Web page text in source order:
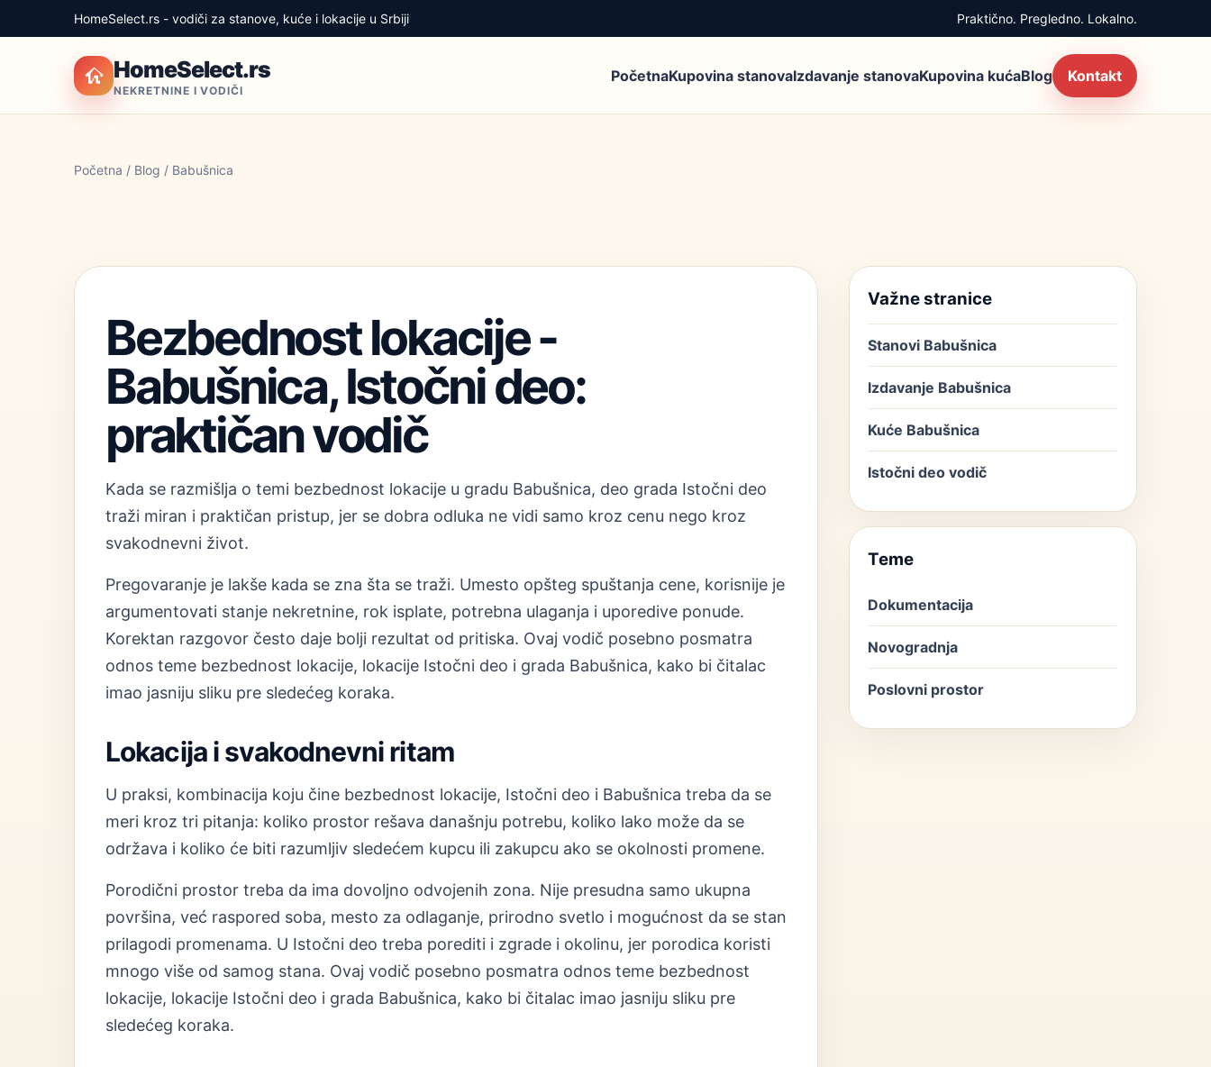
HomeSelect.rs - vodiči za stanove, kuće i lokacije u Srbiji Praktično. Pregledno. Lokalno.
HomeSelect.rs
NEKRETNINE I VODIČI
PočetnaKupovina stanovaIzdavanje stanovaKupovina kućaBlog Kontakt
Početna / Blog / Babušnica
Bezbednost lokacije -
Babušnica, Istočni deo:
praktičan vodič
Kada se razmišlja o temi bezbednost lokacije u gradu Babušnica, deo grada Istočni deo
traži miran i praktičan pristup, jer se dobra odluka ne vidi samo kroz cenu nego kroz
svakodnevni život.
Pregovaranje je lakše kada se zna šta se traži. Umesto opšteg spuštanja cene, korisnije je
argumentovati stanje nekretnine, rok isplate, potrebna ulaganja i uporedive ponude.
Korektan razgovor često daje bolji rezultat od pritiska. Ovaj vodič posebno posmatra
odnos teme bezbednost lokacije, lokacije Istočni deo i grada Babušnica, kako bi čitalac
imao jasniju sliku pre sledećeg koraka.
Lokacija i svakodnevni ritam
U praksi, kombinacija koju čine bezbednost lokacije, Istočni deo i Babušnica treba da se
meri kroz tri pitanja: koliko prostor rešava današnju potrebu, koliko lako može da se
održava i koliko će biti razumljiv sledećem kupcu ili zakupcu ako se okolnosti promene.
Porodični prostor treba da ima dovoljno odvojenih zona. Nije presudna samo ukupna
površina, već raspored soba, mesto za odlaganje, prirodno svetlo i mogućnost da se stan
prilagodi promenama. U Istočni deo treba porediti i zgrade i okolinu, jer porodica koristi
mnogo više od samog stana. Ovaj vodič posebno posmatra odnos teme bezbednost
lokacije, lokacije Istočni deo i grada Babušnica, kako bi čitalac imao jasniju sliku pre
sledećeg koraka.
Važne stranice
Stanovi Babušnica
Izdavanje Babušnica
Kuće Babušnica
Istočni deo vodič
Teme
Dokumentacija
Novogradnja
Poslovni prostor